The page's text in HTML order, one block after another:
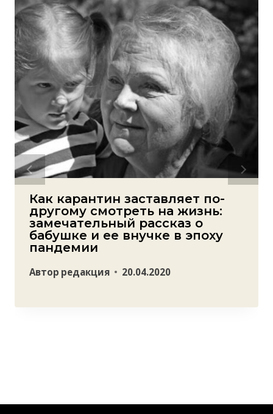
Как карантин заставляет по-
другому смотреть на жизнь:
замечательный рассказ о
бабушке и ее внучке в эпоху
пандемии
Автор редакция 20.04.2020